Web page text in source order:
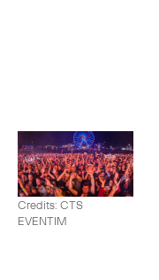
Credits: CTS
EVENTIM